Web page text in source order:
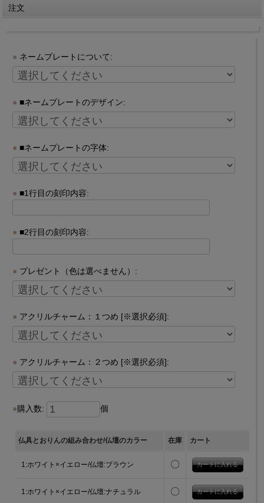
注文
ネームプレートについて:
■ネームプレートのデザイン:
■ネームプレートの字体:
■1行目の刻印内容:
■2行目の刻印内容:
プレゼント（色は選べません）:
アクリルチャーム：１つめ [※選択必須]:
アクリルチャーム：２つめ [※選択必須]:
購入数: 個
仏具とおりんの組み合わせ/仏壇のカラー 在庫 カート
1:ホワイト×イエロー/仏壇:ブラウン 〇
1:ホワイト×イエロー/仏壇:ナチュラル 〇